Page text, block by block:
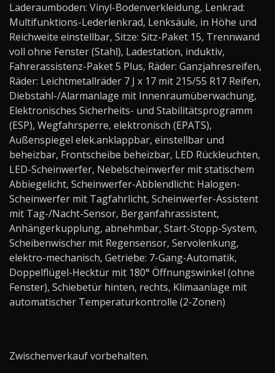
Laderaumboden: Vinyl-Bodenverkleidung, Lenkrad:
Multifunktions-Lederlenkrad, Lenksäule, in Höhe und
Reichweite einstellbar, Sitze: Sitz-Paket 15, Trennwand
voll ohne Fenster (Stahl), Ladestation, induktiv,
Fahrerassistenz-Paket 5 Plus, Räder: Ganzjahresreifen,
Räder: Leichtmetallräder 7 J x 17 mit 215/55 R17 Reifen,
Diebstahl-/Alarmanlage mit Innenraumüberwachung,
Elektronisches Sicherheits- und Stabilitätsprogramm
(ESP), Wegfahrsperre, elektronisch (EPATS),
Außenspiegel elek.anklappbar, einstellbar und
beheizbar, Frontscheibe beheizbar, LED Rückleuchten,
LED-Scheinwerfer, Nebelscheinwerfer mit statischem
Abbiegelicht, Scheinwerfer-Abblendlicht: Halogen-
Scheinwerfer mit Tagfahrlicht, Scheinwerfer-Assistent
mit Tag-/Nacht-Sensor, Berganfahrassistent,
Anhängerkupplung, abnehmbar, Start-Stopp-System,
Scheibenwischer mit Regensensor, Servolenkung,
elektro-mechanisch, Getriebe: 7-Gang-Automatik,
Doppelflügel-Hecktür mit 180° Öffnungswinkel (ohne
Fenster), Schiebetür hinten, rechts, Klimaanlage mit
automatischer Temperaturkontrolle (2-Zonen)
Zwischenverkauf vorbehalten.